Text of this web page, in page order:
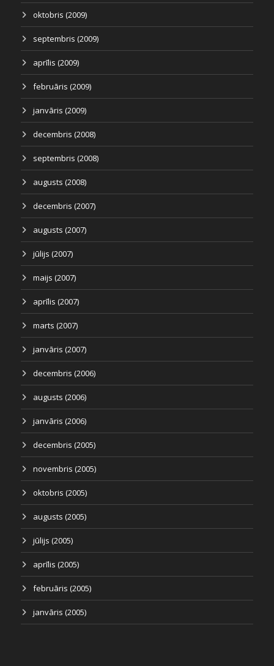
oktobris (2009)
septembris (2009)
aprīlis (2009)
februāris (2009)
janvāris (2009)
decembris (2008)
septembris (2008)
augusts (2008)
decembris (2007)
augusts (2007)
jūlijs (2007)
maijs (2007)
aprīlis (2007)
marts (2007)
janvāris (2007)
decembris (2006)
augusts (2006)
janvāris (2006)
decembris (2005)
novembris (2005)
oktobris (2005)
augusts (2005)
jūlijs (2005)
aprīlis (2005)
februāris (2005)
janvāris (2005)